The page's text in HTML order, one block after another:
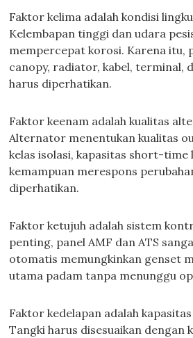
Faktor kelima adalah kondisi
Kelembapan tinggi dan udara
mempercepat korosi. Karena itu,
canopy, radiator, kabel, terminal,
harus diperhatikan.
Faktor keenam adalah kualitas
Alternator menentukan kualitas
kelas isolasi, kapasitas short-time
kemampuan merespons
diperhatikan.
Faktor ketujuh adalah sistem
penting, panel AMF dan ATS
otomatis memungkinkan genset
utama padam tanpa menunggu
Faktor kedelapan adalah
Tangki harus disesuaikan dengan